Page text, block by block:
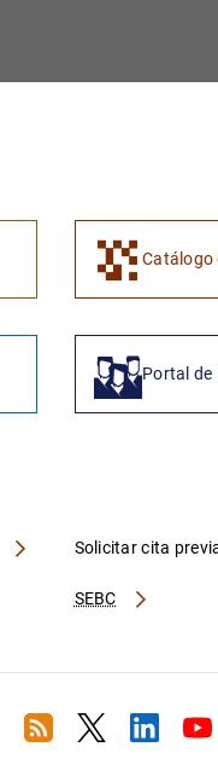
Catálogo
Portal de
SEBC
Solicitar cita
RSS Twitter